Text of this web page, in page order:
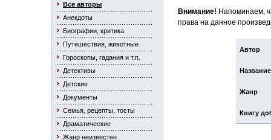
Все авторы
Анекдоты
Биографии, критика
Путешествия, животные
Гороскопы, гадания и т.п.
Детективы
Детские
Документы
Семья, рецепты, тосты
Драматические
Жанр неизвестен
Внимание! Напоминаем,
права на данное
Автор
Название
Жанр
Книгу